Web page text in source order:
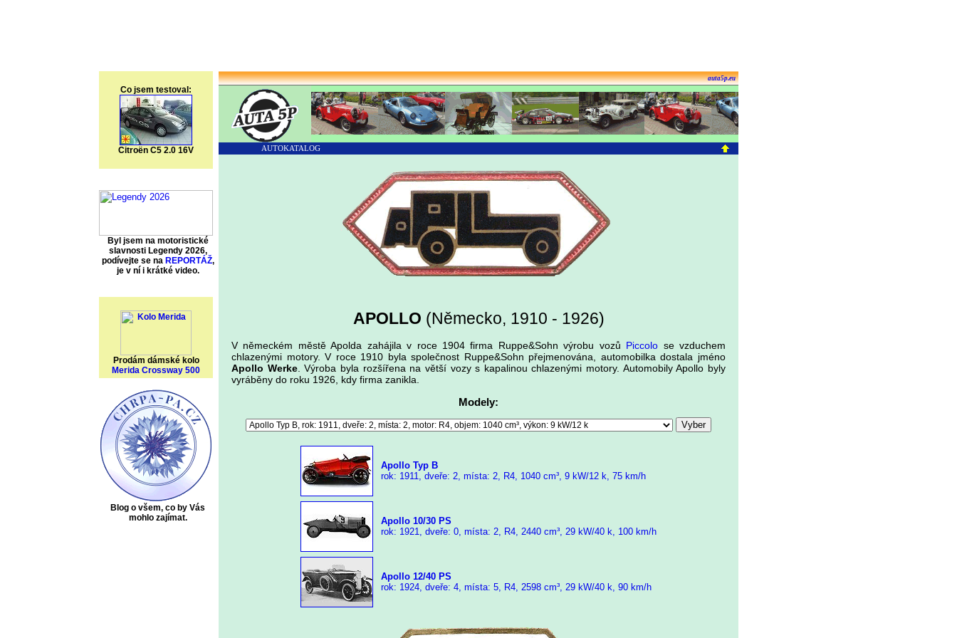
Co jsem testoval:
Citroën C5 2.0 16V
Byl jsem na motoristické
slavnosti Legendy 2026,
podívejte se na REPORTÁŽ,
je v ní i krátké video.
Prodám dámské kolo
Merida Crossway 500
Blog o všem, co by Vás
mohlo zajímat.
auta5p.eu
AUTOKATALOG
APOLLO (Německo, 1910 - 1926)
V německém městě Apolda zahájila v roce 1904 firma Ruppe&Sohn výrobu vozů Piccolo se vzduchem
chlazenými motory. V roce 1910 byla společnost Ruppe&Sohn přejmenována, automobilka dostala jméno
Apollo Werke. Výroba byla rozšířena na větší vozy s kapalinou chlazenými motory. Automobily Apollo byly
vyráběny do roku 1926, kdy firma zanikla.
Modely:
Apollo Typ B
rok: 1911, dveře: 2, místa: 2, R4, 1040 cm³, 9 kW/12 k, 75 km/h
Apollo 10/30 PS
rok: 1921, dveře: 0, místa: 2, R4, 2440 cm³, 29 kW/40 k, 100 km/h
Apollo 12/40 PS
rok: 1924, dveře: 4, místa: 5, R4, 2598 cm³, 29 kW/40 k, 90 km/h